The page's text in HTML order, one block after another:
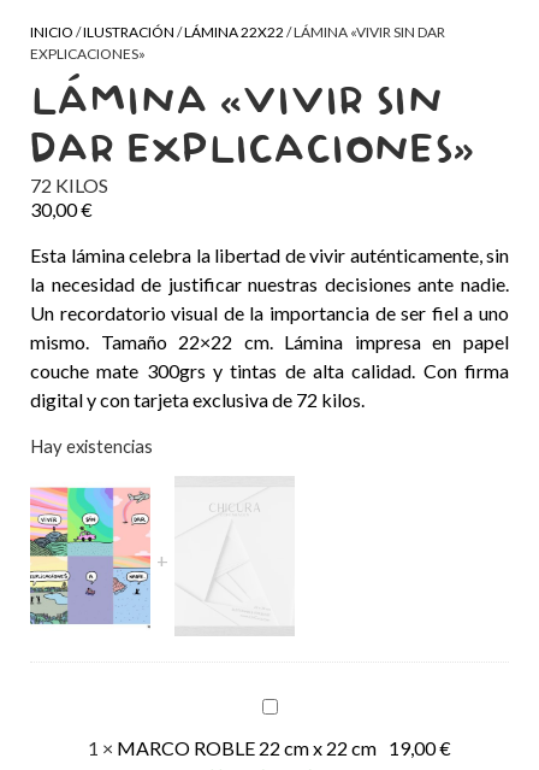
INICIO /ILUSTRACIÓN /LÁMINA 22X22 / LÁMINA «VIVIR SIN DAR
EXPLICACIONES»
LÁMINA «VIVIR SIN
DAR EXPLICACIONES»
72 KILOS
30,00€
Esta lámina celebra la libertad de vivir auténticamente, sin
la necesidad de justificar nuestras decisiones ante nadie.
Un recordatorio visual de la importancia de ser fiel a uno
mismo. Tamaño 22×22 cm. Lámina impresa en papel
couche mate 300grs y tintas de alta calidad. Con firma
digital y con tarjeta exclusiva de 72 kilos.
Hay existencias
MARCO
22
1 × MARCO ROBLE 22 cm x 22 cm 19,00€